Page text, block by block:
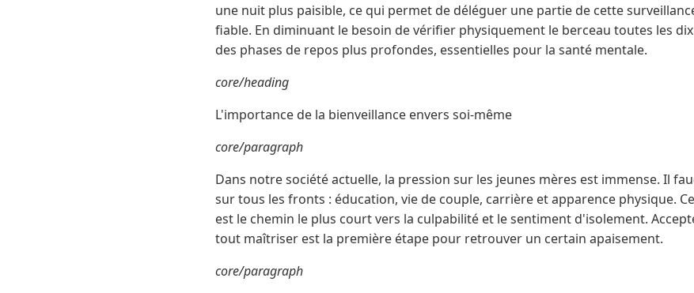
une nuit plus paisible, ce qui permet de déléguer une partie de cette
fiable. En diminuant le besoin de vérifier physiquement le berceau toutes les
des phases de repos plus profondes, essentielles pour la santé mentale.
core/heading
L'importance de la bienveillance envers soi-même
core/paragraph
Dans notre société actuelle, la pression sur les jeunes mères est immense. Il
sur tous les fronts : éducation, vie de couple, carrière et apparence physique.
est le chemin le plus court vers la culpabilité et le sentiment d'isolement.
tout maîtriser est la première étape pour retrouver un certain apaisement.
core/paragraph